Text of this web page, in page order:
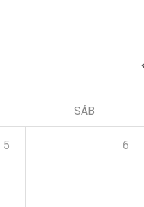
SÁB
5 6